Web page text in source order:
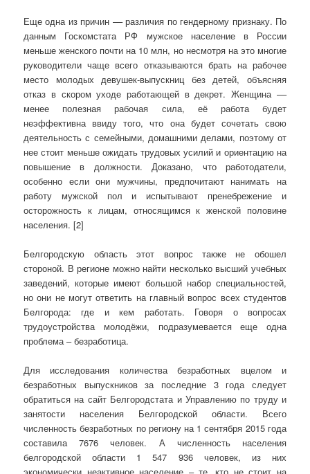
Еще одна из причин –– различия по гендерному признаку. По
данным Госкомстата РФ мужское население в России
меньше женского почти на 10 млн, но несмотря на это многие
руководители чаще всего отказываются брать на рабочее
место молодых девушек-выпускниц без детей, объясняя
отказ в скором уходе работающей в декрет. Женщина ––
менее полезная рабочая сила, её работа будет
неэффективна ввиду того, что она будет сочетать свою
деятельность с семейными, домашними делами, поэтому от
нее стоит меньше ожидать трудовых усилий и ориентацию на
повышение в должности. Доказано, что работодатели,
особенно если они мужчины, предпочитают нанимать на
работу мужской пол и испытывают пренебрежение и
осторожность к лицам, относящимся к женской половине
населения. [2]
Белгородскую область этот вопрос также не обошел
стороной. В регионе можно найти несколько высший учебных
заведений, которые имеют большой набор специальностей,
но они не могут ответить на главный вопрос всех студентов
Белгорода: где и кем работать. Говоря о вопросах
трудоустройства молодёжи, подразумевается еще одна
проблема – безработица.
Для исследования количества безработных вцелом и
безработных выпускников за последние 3 года следует
обратиться на сайт Белгородстата и Управлению по труду и
занятости населения Белгородской области. Всего
численность безработных по региону на 1 сентября 2015 года
составила 7676 человек. А численность населения
белгородской области 1 547 936 человек, из них